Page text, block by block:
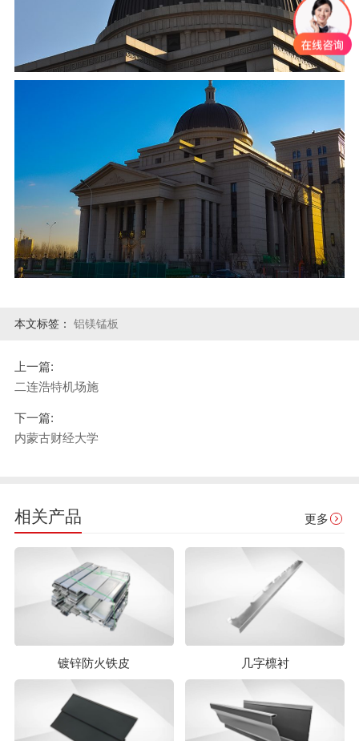
本文标签： 铝镁锰板
上一篇:
二连浩特机场施
下一篇:
内蒙古财经大学
相关产品 更多
镀锌防火铁皮 几字檩衬